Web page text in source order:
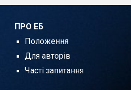
ПРО ЕБ
Положення
Для авторів
Часті запитання